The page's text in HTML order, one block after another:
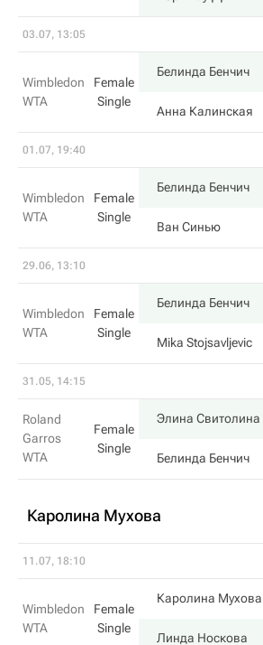
03.07, 13:05
Wimbledon
WTA
Female
Single
Белинда Бенчич
Анна Калинская
01.07, 19:40
Wimbledon
WTA
Female
Single
Белинда Бенчич
Ван Синью
29.06, 13:10
Wimbledon
WTA
Female
Single
Белинда Бенчич
Mika Stojsavljevic
31.05, 14:15
Roland
Garros
WTA
Female
Single
Элина Свитолина
Белинда Бенчич
Каролина Мухова
11.07, 18:10
Wimbledon
WTA
Female
Single
Каролина Мухова
Линда Носкова